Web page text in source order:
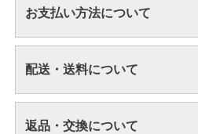
お支払い方法について
配送・送料について
返品・交換について